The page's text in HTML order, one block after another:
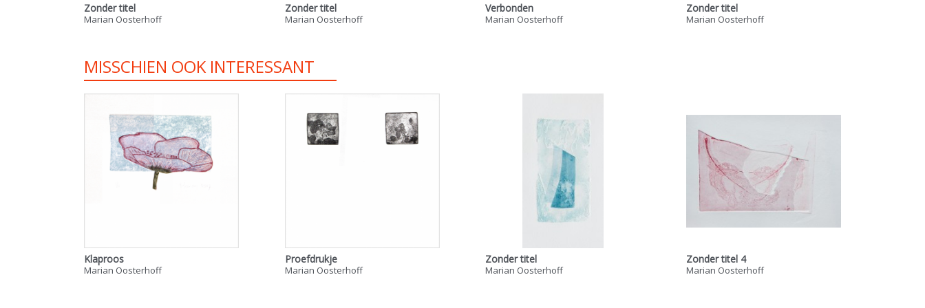
Zonder titel
Marian Oosterhoff
Zonder titel
Marian Oosterhoff
Verbonden
Marian Oosterhoff
Zonder titel
Marian Oosterhoff
MISSCHIEN OOK INTERESSANT
Klaproos
Marian Oosterhoff
Proefdrukje
Marian Oosterhoff
Zonder titel
Marian Oosterhoff
Zonder titel 4
Marian Oosterhoff